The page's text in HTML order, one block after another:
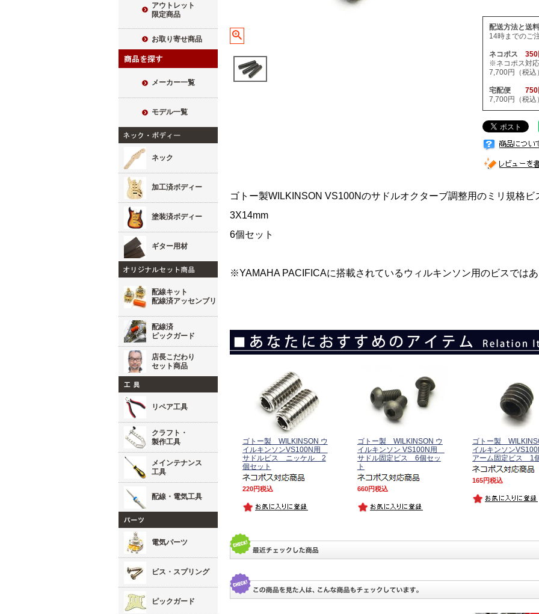
アウトレット
限定商品
お取り寄せ商品
メーカー一覧
モデル一覧
ネック
加工済ボディー
塗装済ボディー
ギター用材
配線キット
配線済アッセンブリ
配線済
ピックガード
店長こだわり
セット商品
リペア工具
クラフト・
製作工具
メインテナンス
工具
配線・電気工具
電気パーツ
ビス・スプリング
ピックガード
配送方法と送料
14時までのご
ネコポス 350
※ネコポス対
7,700円（税込
宅配便 750
7,700円（税込
ゴトー製WILKINSON VS100Nのサドルオクターブ調整用のミリ規格ビ
3X14mm
6個セット
※YAMAHA PACIFICAに搭載されているウィルキンソン用のビスではあ
ゴトー製 WILKINSON ウ
イルキンソンVS100N用
サドルビス ニッケル 2
個セット
220 税込
ゴトー製 WILKINSON ウ
イルキンソン VS100N用
サドル固定ビス 6個セッ
ト
660 税込
ゴトー製
イルキンソン
アーム固定ビス 1
165 税込